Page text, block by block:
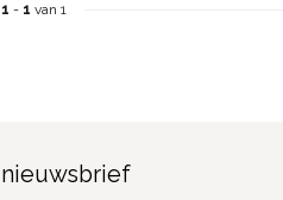
1 - 1 van 1